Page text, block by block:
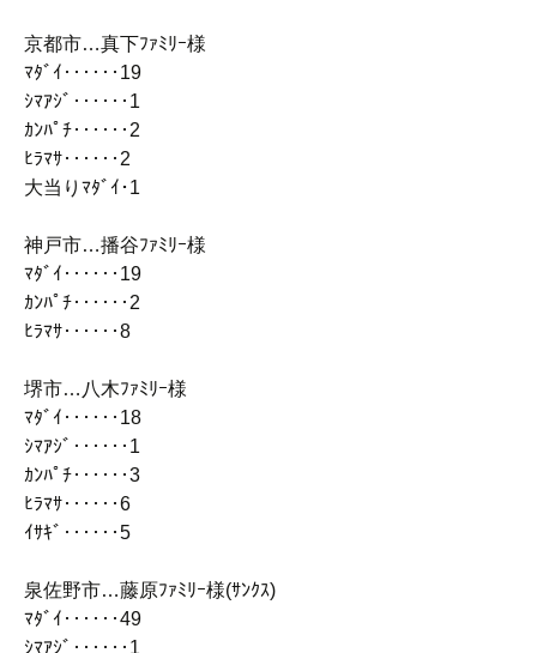
京都市…真下ﾌｧﾐﾘｰ様
ﾏﾀﾞｲ‥‥‥19
ｼﾏｱｼﾞ‥‥‥1
ｶﾝﾊﾟﾁ‥‥‥2
ﾋﾗﾏｻ‥‥‥2
大当りﾏﾀﾞｲ･1
神戸市…播谷ﾌｧﾐﾘｰ様
ﾏﾀﾞｲ‥‥‥19
ｶﾝﾊﾟﾁ‥‥‥2
ﾋﾗﾏｻ‥‥‥8
堺市…八木ﾌｧﾐﾘｰ様
ﾏﾀﾞｲ‥‥‥18
ｼﾏｱｼﾞ‥‥‥1
ｶﾝﾊﾟﾁ‥‥‥3
ﾋﾗﾏｻ‥‥‥6
ｲｻｷﾞ‥‥‥5
泉佐野市…藤原ﾌｧﾐﾘｰ様(ｻﾝｸｽ)
ﾏﾀﾞｲ‥‥‥49
ｼﾏｱｼﾞ‥‥‥1